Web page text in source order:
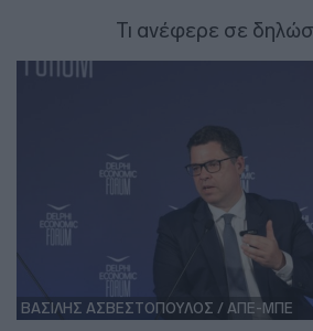
Τι ανέφερε σε
ΒΑΣΙΛΗΣ ΑΣΒΕΣΤΟΠΟΥΛΟΣ / ΑΠΕ-ΜΠΕ